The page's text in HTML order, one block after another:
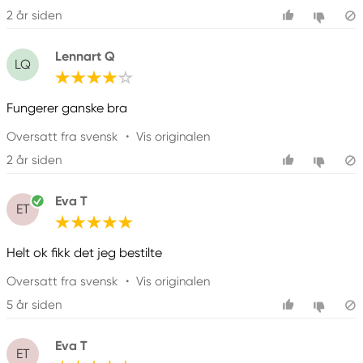
2 år siden
LQ
Lennart Q
Fungerer ganske bra
Oversatt fra svensk • Vis originalen
2 år siden
ET
Eva T
Helt ok fikk det jeg bestilte
Oversatt fra svensk • Vis originalen
5 år siden
ET
Eva T